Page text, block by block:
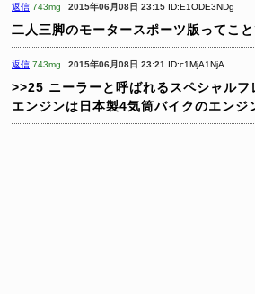
返信 743mg 2015年06月08日 23:15 ID:E1ODE3NDg
二人三脚のモータースポーツ版ってこ
返信 743mg 2015年06月08日 23:21 ID:c1MjA1NjA
>>25 ニーラーと呼ばれるスペシャル
エンジンは日本製4気筒バイクのエンジ